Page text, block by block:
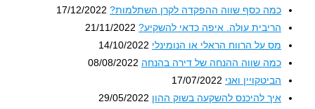
כמה כסף שווה ההפקדה לקרן השתלמות? 17/12/2022
הריבית עולה. איפה כדאי להשקיע? 21/11/2022
מס על הרווח הראלי או הנומינלי 14/10/2022
כמה שווה ההנחה של דירה בהנחה 08/08/2022
הביטקויין ואני 17/07/2022
איך להיכנס להשקעה בשוק ההון 29/05/2022